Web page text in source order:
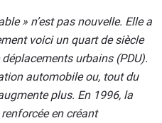
» n’est pas nouvelle. Elle a
voici un quart de siècle
urbains (PDU).
automobile ou, tout du
plus. En 1996, la
renforcée en créant